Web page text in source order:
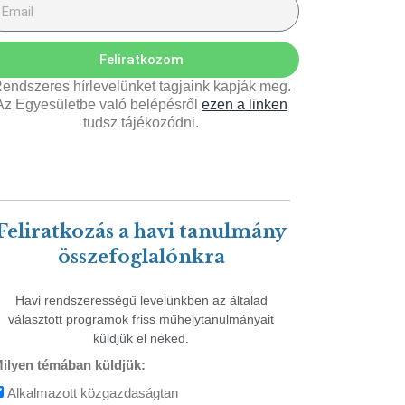
Feliratkozom
hírlevelünket tagjaink kapják meg.
Egyesületbe való belépésről ezen a linken
tudsz tájékozódni.
a havi tanulmány
összefoglalónkra
Havi rendszerességű levelünkben az általad
választott programok friss műhelytanulmányait
küldjük el neked.
témában küldjük:
Alkalmazott közgazdaságtan